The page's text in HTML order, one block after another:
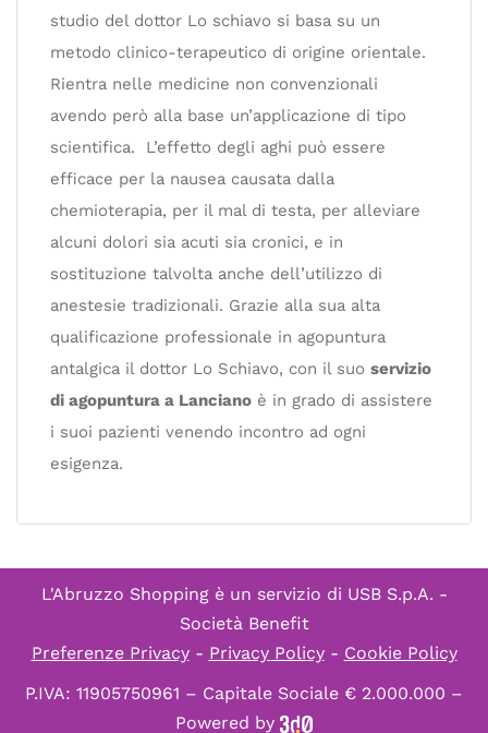
studio del dottor Lo schiavo si basa su un
metodo clinico-terapeutico di origine orientale.
Rientra nelle medicine non convenzionali
avendo però alla base un’applicazione di tipo
scientifica. L’effetto degli aghi può essere
efficace per la nausea causata dalla
chemioterapia, per il mal di testa, per alleviare
alcuni dolori sia acuti sia cronici, e in
sostituzione talvolta anche dell’utilizzo di
anestesie tradizionali. Grazie alla sua alta
qualificazione professionale in agopuntura
antalgica il dottor Lo Schiavo, con il suo servizio
di agopuntura a Lanciano ​è in grado di assistere
i suoi pazienti venendo incontro ad ogni
esigenza.
L'Abruzzo Shopping è un servizio di USB S.p.A. -
Società Benefit
Preferenze Privacy- Privacy Policy- Cookie Policy
P.IVA: 11905750961 – Capitale Sociale € 2.000.000 –
Powered by